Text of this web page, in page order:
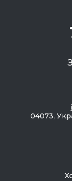
04073,